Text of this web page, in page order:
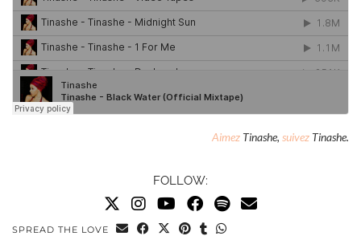
Aimez Tinashe, suivez Tinashe.
FOLLOW:
SPREAD THE LOVE